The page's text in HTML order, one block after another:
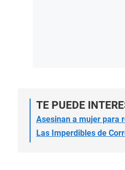
TE PUEDE
Asesinan a mujer para
Las Imperdibles de